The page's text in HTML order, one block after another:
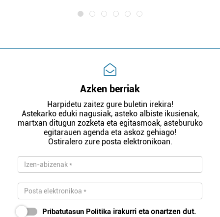
Azken berriak
Harpidetu zaitez gure buletin irekira!
Astekarko eduki nagusiak, asteko albiste ikusienak,
martxan ditugun zozketa eta egitasmoak, asteburuko
egitarauen agenda eta askoz gehiago!
Ostiralero zure posta elektronikoan.
Pribatutasun Politika irakurri eta onartzen dut.